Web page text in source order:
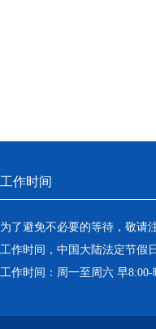
工作时间
为了避免不必要的等待，敬请
工作时间，中国大陆法定节假
工作时间：周一至周六 早8:00-